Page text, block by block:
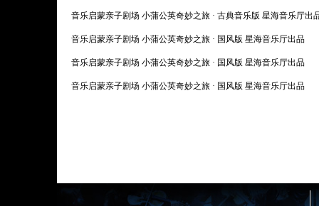
音乐启蒙亲子剧场 小蒲公英奇妙之旅 · 古典音乐版 星海音乐厅出
音乐启蒙亲子剧场 小蒲公英奇妙之旅 · 国风版 星海音乐厅出品
音乐启蒙亲子剧场 小蒲公英奇妙之旅 · 国风版 星海音乐厅出品
音乐启蒙亲子剧场 小蒲公英奇妙之旅 · 国风版 星海音乐厅出品